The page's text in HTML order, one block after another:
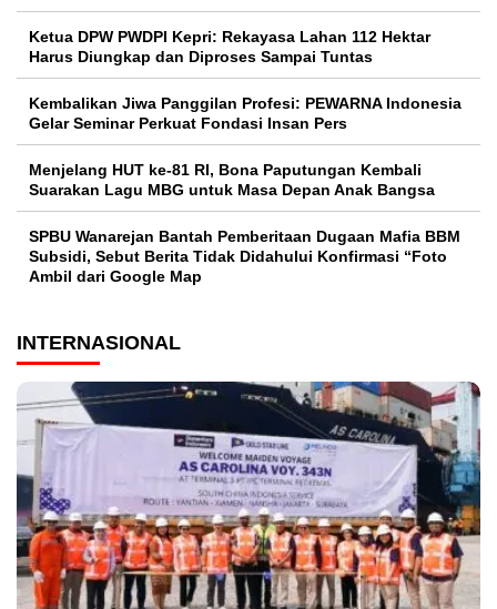
Ketua DPW PWDPI Kepri: Rekayasa Lahan 112 Hektar
Harus Diungkap dan Diproses Sampai Tuntas
Kembalikan Jiwa Panggilan Profesi: PEWARNA Indonesia
Gelar Seminar Perkuat Fondasi Insan Pers
Menjelang HUT ke-81 RI, Bona Paputungan Kembali
Suarakan Lagu MBG untuk Masa Depan Anak Bangsa
SPBU Wanarejan Bantah Pemberitaan Dugaan Mafia BBM
Subsidi, Sebut Berita Tidak Didahului Konfirmasi “Foto
Ambil dari Google Map
INTERNASIONAL